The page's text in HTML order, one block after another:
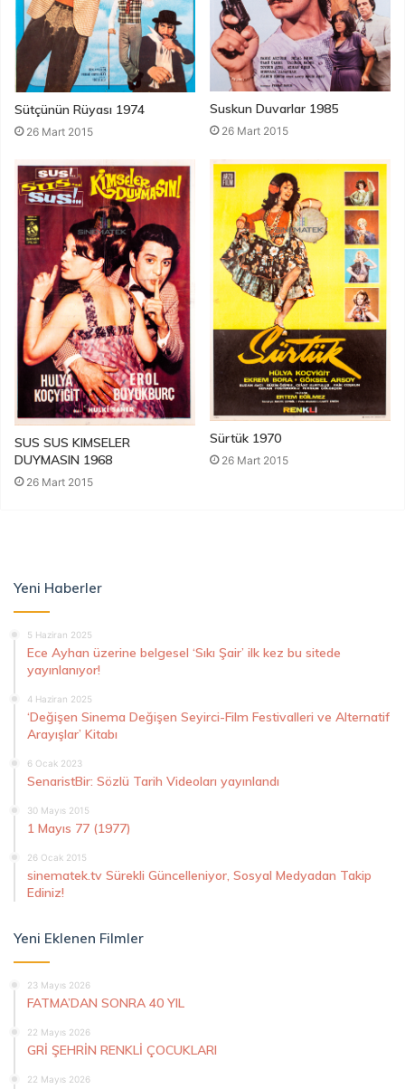
Sütçünün Rüyası 1974
26 Mart 2015
Suskun Duvarlar 1985
26 Mart 2015
SUS SUS KIMSELER
DUYMASIN 1968
26 Mart 2015
Sürtük 1970
26 Mart 2015
Yeni Haberler
5 Haziran 2025
Ece Ayhan üzerine belgesel ‘Sıkı Şair’ ilk kez bu sitede
yayınlanıyor!
4 Haziran 2025
‘Değişen Sinema Değişen Seyirci-Film Festivalleri ve Alternatif
Arayışlar’ Kitabı
6 Ocak 2023
SenaristBir: Sözlü Tarih Videoları yayınlandı
30 Mayıs 2015
1 Mayıs 77 (1977)
26 Ocak 2015
sinematek.tv Sürekli Güncelleniyor, Sosyal Medyadan Takip
Ediniz!
Yeni Eklenen Filmler
23 Mayıs 2026
FATMA’DAN SONRA 40 YIL
22 Mayıs 2026
GRİ ŞEHRİN RENKLİ ÇOCUKLARI
22 Mayıs 2026